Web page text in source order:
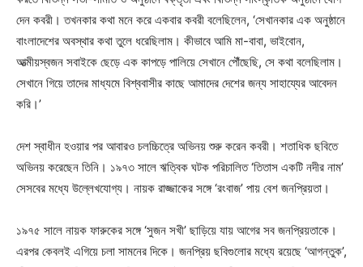
দেন কবরী। তখনকার কথা মনে করে একবার কবরী বলেছিলেন, ‘সেখানকার এক অনুষ্ঠানে
বাংলাদেশের অবস্থার কথা তুলে ধরেছিলাম। কীভাবে আমি মা-বাবা, ভাইবোন,
আত্মীয়স্বজন সবাইকে ছেড়ে এক কাপড়ে পালিয়ে সেখানে পৌঁছেছি, সে কথা বলেছিলাম।
সেখানে গিয়ে তাদের মাধ্যমে বিশ্ববাসীর কাছে আমাদের দেশের জন্য সাহায্যের আবেদন
করি।’
দেশ স্বাধীন হওয়ার পর আবারও চলচ্চিত্রে অভিনয় শুরু করেন কবরী। শতাধিক ছবিতে
অভিনয় করেছেন তিনি। ১৯৭৩ সালে ঋত্বিক ঘটক পরিচালিত ‘তিতাস একটি নদীর নাম’
সেসবের মধ্যে উল্লেখযোগ্য। নায়ক রাজ্জাকের সঙ্গে ‘রংবাজ’ পায় বেশ জনপ্রিয়তা।
১৯৭৫ সালে নায়ক ফারুকের সঙ্গে ‘সুজন সখী’ ছাড়িয়ে যায় আগের সব জনপ্রিয়তাকে।
এরপর কেবলই এগিয়ে চলা সামনের দিকে। জনপ্রিয় ছবিগুলোর মধ্যে রয়েছে ‘আগন্তুক’,